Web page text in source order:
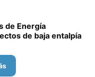
de Energía
de baja entalpía